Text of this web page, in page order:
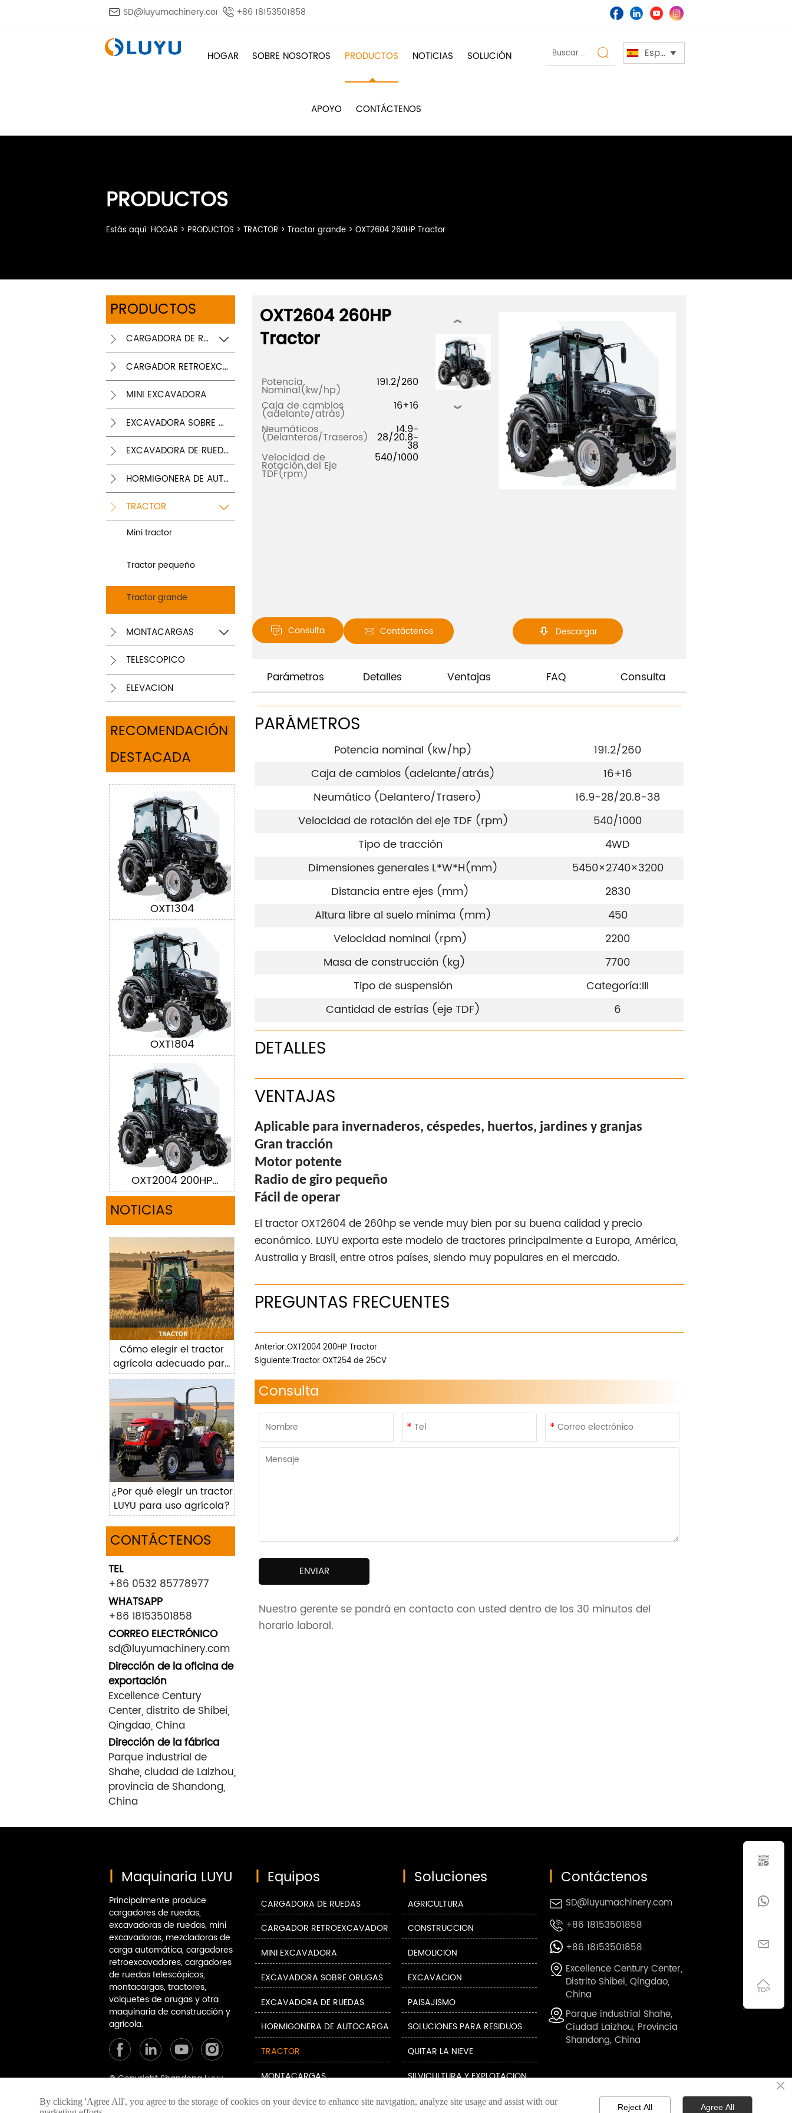
 SD@luyumachinery.com +86 18153501858
HOGAR SOBRE NOSOTROS PRODUCTOS NOTICIAS SOLUCIÓN
APOYO CONTÁCTENOS
 Español 
PRODUCTOS
Estás aquí: HOGAR > PRODUCTOS > TRACTOR > Tractor grande> OXT2604 260HP Tractor
PRODUCTOS
 CARGADORA DE RUEDAS 
 CARGADOR RETROEXCAVADOR
 MINI EXCAVADORA
 EXCAVADORA SOBRE ORUGAS
 EXCAVADORA DE RUEDAS
 HORMIGONERA DE AUTOCARGA
 TRACTOR 
Mini tractor
Tractor pequeño
Tractor grande
 MONTACARGAS 
 TELESCÓPICO
 ELEVACIÓN
RECOMENDACIÓN
DESTACADA
OXT1304
OXT1804
OXT2004 200HP
Tractor
NOTICIAS
Cómo elegir el tractor
agrícola adecuado para
su explotación
¿Por qué elegir un tractor
LUYU para uso agrícola?
CONTÁCTENOS
TEL
+86 0532 85778977
WHATSAPP
+86 18153501858
CORREO ELECTRÓNICO
sd@luyumachinery.com
Dirección de la oficina de
exportación
Excellence Century
Center, distrito de Shibei,
Qingdao, China
Dirección de la fábrica
Parque industrial de
Shahe, ciudad de Laizhou,
provincia de Shandong,
China
OXT2604 260HP
Tractor
Potencia
Nominal(kw/hp)
191.2/260
Caja de cambios
(adelante/atrás)
16+16
Neumáticos
(Delanteros/Traseros)
14.9-
28/20.8-
38
Velocidad de
Rotación del Eje
TDF(rpm)
540/1000
‹
›
 Consulta  Contáctenos  Descargar
Parámetros Detalles Ventajas FAQ Consulta
PARÁMETROS
Potencia nominal (kw/hp)
191.2/260
Caja de cambios (adelante/atrás)
16+16
Neumático (Delantero/Trasero)
16.9-28/20.8-38
Velocidad de rotación del eje TDF (rpm)
540/1000
Tipo de tracción
4WD
Dimensiones generales L*W*H(mm)
5450×2740×3200
Distancia entre ejes (mm)
2830
Altura libre al suelo mínima (mm)
450
Velocidad nominal (rpm)
2200
Masa de construcción (kg)
7700
Tipo de suspensión
Categoría:III
Cantidad de estrías (eje TDF)
6
DETALLES
VENTAJAS
Aplicable para invernaderos, céspedes, huertos, jardines y granjas
Gran tracción
Motor potente
Radio de giro pequeño
Fácil de operar
El tractor OXT2604 de 260hp se vende muy bien por su buena calidad y precio
económico. LUYU exporta este modelo de tractores principalmente a Europa, América,
Australia y Brasil, entre otros países, siendo muy populares en el mercado.
PREGUNTAS FRECUENTES
Anterior:OXT2004 200HP Tractor
Siguiente:Tractor OXT254 de 25CV
Consulta
ENVIAR
Nuestro gerente se pondrá en contacto con usted dentro de los 30 minutos del
horario laboral.
| Maquinaria LUYU
Principalmente produce
cargadores de ruedas,
excavadoras de ruedas, mini
excavadoras, mezcladoras de
carga automática, cargadores
retroexcavadores, cargadores
de ruedas telescópicos,
montacargas, tractores,
volquetes de orugas y otra
maquinaria de construcción y
agrícola.
© Copyright Shandong Luyu
política de privacidad
| Equipos
CARGADORA DE RUEDAS
CARGADOR RETROEXCAVADOR
MINI EXCAVADORA
EXCAVADORA SOBRE ORUGAS
EXCAVADORA DE RUEDAS
HORMIGONERA DE AUTOCARGA
TRACTOR
MONTACARGAS
| Soluciones
AGRICULTURA
CONSTRUCCIÓN
DEMOLICIÓN
EXCAVACIÓN
PAISAJISMO
SOLUCIONES PARA RESIDUOS
QUITAR LA NIEVE
SILVICULTURA Y EXPLOTACIÓN TALLADA
| Contáctenos
 SD@luyumachinery.com
 +86 18153501858
 +86 18153501858
 Excellence Century Center,
Distrito Shibei, Qingdao,
China
Parque industrial Shahe,
Ciudad Laizhou, Provincia
Shandong, China




×
By clicking 'Agree All', you agree to the storage of cookies on your device to enhance site navigation, analyze site usage and assist with our
Reject All Agree All